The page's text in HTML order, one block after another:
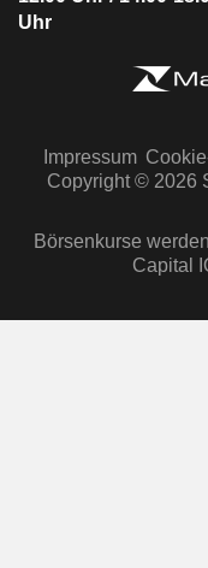
Uhr
Impressum
Copyright © 2026
Börsenkurse
Capital